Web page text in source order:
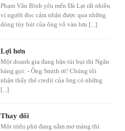
Phạm Văn Bình yêu mến Đà Lạt rất nhiều
vì người đọc cảm nhận được qua những
dòng tùy bút của ông vô vàn lưu [...]
Lợi hơn
Một doanh gia đang bận túi bụi thì Ngân
hàng gọi: - Ông Smith ơi! Chúng tôi
nhận thấy thẻ credit của ông có những
[...]
Thay đổi
Một triệu phú đang nằm mơ màng thì